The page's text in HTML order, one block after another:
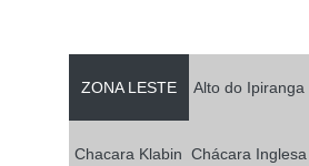
ZONA LESTE Alto do Ipiranga
Chacara Klabin Chácara Inglesa